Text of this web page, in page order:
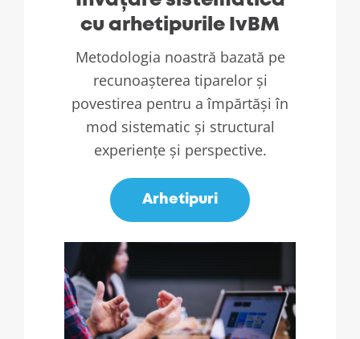
cu arhetipurile IvBM
Metodologia noastră bazată pe
recunoașterea tiparelor și
povestirea pentru a împărtăși în
mod sistematic și structural
experiențe și perspective.
Arhetipuri